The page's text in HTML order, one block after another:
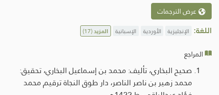
عرض الترجمات
اللغة: الإنجليزية الأوردية الإسبانية المزيد(17)
المراجع
صحيح البخاري، تأليف: محمد بن إسماعيل البخاري، تحقيق:
محمد زهير بن ناصر الناصر، دار طوق النجاة ترقيم محمد